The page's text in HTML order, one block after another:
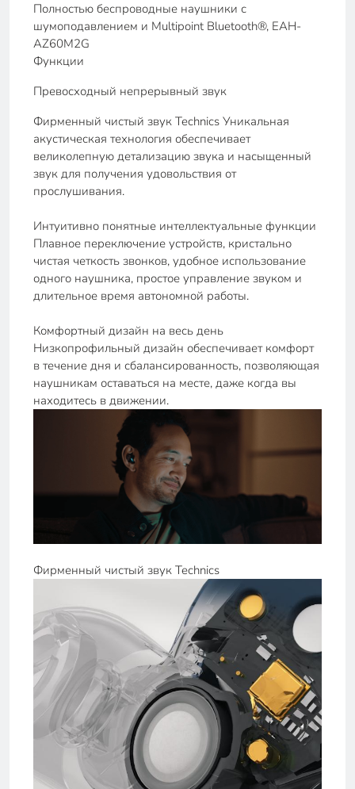
Полностью беспроводные наушники с
шумоподавлением и Multipoint Bluetooth®, EAH-
AZ60M2G
Функции
Превосходный непрерывный звук
Фирменный чистый звук Technics Уникальная
акустическая технология обеспечивает
великолепную детализацию звука и насыщенный
звук для получения удовольствия от
прослушивания.
Интуитивно понятные интеллектуальные функции
Плавное переключение устройств, кристально
чистая четкость звонков, удобное использование
одного наушника, простое управление звуком и
длительное время автономной работы.
Комфортный дизайн на весь день
Низкопрофильный дизайн обеспечивает комфорт
в течение дня и сбалансированность, позволяющая
наушникам оставаться на месте, даже когда вы
находитесь в движении.
Фирменный чистый звук Technics